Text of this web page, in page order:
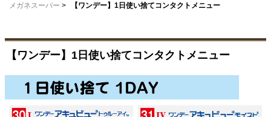
メガネスーパー > 【ワンデー】1日使い捨てコンタクトメニュー
【ワンデー】1日使い捨てコンタクトメニュー